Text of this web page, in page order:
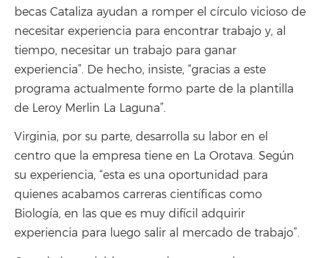
becas Cataliza ayudan a romper el círculo vicioso de
necesitar experiencia para encontrar trabajo y, al
tiempo, necesitar un trabajo para ganar
experiencia”. De hecho, insiste, “gracias a este
programa actualmente formo parte de la plantilla
de Leroy Merlin La Laguna”.
Virginia, por su parte, desarrolla su labor en el
centro que la empresa tiene en La Orotava. Según
su experiencia, “esta es una oportunidad para
quienes acabamos carreras científicas como
Biología, en las que es muy difícil adquirir
experiencia para luego salir al mercado de trabajo”.